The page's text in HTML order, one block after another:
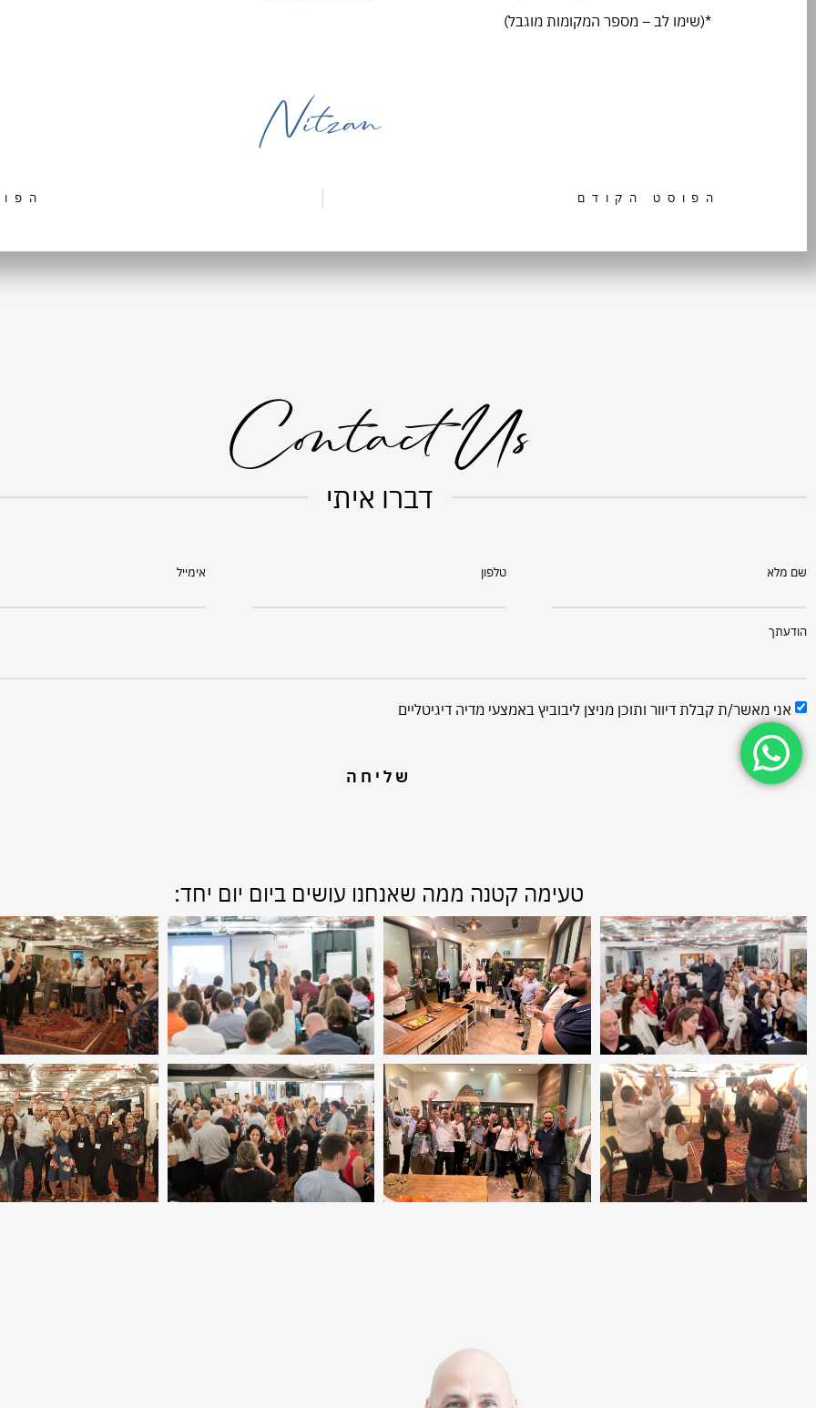
*(שימו לב – מספר המקומות מוגבל)
Nitzan
הפוסט הקודם
Contact Us
דברו איתי
שם מלא טלפון אימייל
הודעתך
אני מאשר/ת קבלת דיוור ותוכן מניצן ליבוביץ באמצעי מדיה דיגיטליים
שליחה
טעימה קטנה ממה שאנחנו עושים ביום יום יחד: